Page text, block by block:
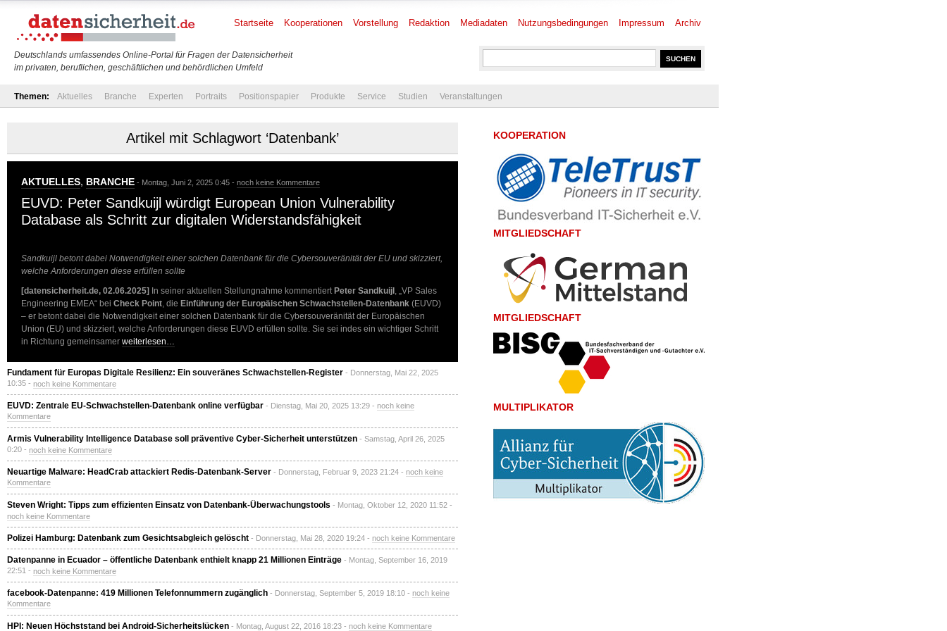
Deutschlands umfassendes Online-Portal für Fragen der Datensicherheit
im privaten, beruflichen, geschäftlichen und behördlichen Umfeld
Startseite Kooperationen Vorstellung Redaktion Mediadaten Nutzungsbedingungen Impressum Archiv
Themen: Aktuelles Branche Experten Portraits Positionspapier Produkte Service Studien Veranstaltungen
Artikel mit Schlagwort ‘Datenbank’
AKTUELLES, BRANCHE - Montag, Juni 2, 2025 0:45 - noch keine Kommentare
EUVD: Peter Sandkuijl würdigt European Union Vulnerability
Database als Schritt zur digitalen Widerstandsfähigkeit
Sandkuijl betont dabei Notwendigkeit einer solchen Datenbank für die Cybersouveränität der EU und skizziert,
welche Anforderungen diese erfüllen sollte
[datensicherheit.de, 02.06.2025] In seiner aktuellen Stellungnahme kommentiert Peter Sandkuijl , „VP Sales
Engineering EMEA“ bei Check Point, die Einführung der Europäischen Schwachstellen-Datenbank (EUVD)
– er betont dabei die Notwendigkeit einer solchen Datenbank für die Cybersouveränität der Europäischen
Union (EU) und skizziert, welche Anforderungen diese EUVD erfüllen sollte. Sie sei indes ein wichtiger Schritt
in Richtung gemeinsamer weiterlesen…
Fundament für Europas Digitale Resilienz: Ein souveränes Schwachstellen-Register - Donnerstag, Mai 22, 2025
10:35 - noch keine Kommentare
EUVD: Zentrale EU-Schwachstellen-Datenbank online verfügbar - Dienstag, Mai 20, 2025 13:29 - noch keine
Kommentare
Armis Vulnerability Intelligence Database soll präventive Cyber-Sicherheit unterstützen - Samstag, April 26, 2025
0:20 - noch keine Kommentare
Neuartige Malware: HeadCrab attackiert Redis-Datenbank-Server - Donnerstag, Februar 9, 2023 21:24 - noch keine
Kommentare
Steven Wright: Tipps zum effizienten Einsatz von Datenbank-Überwachungstools - Montag, Oktober 12, 2020 11:52 -
noch keine Kommentare
Polizei Hamburg: Datenbank zum Gesichtsabgleich gelöscht - Donnerstag, Mai 28, 2020 19:24 - noch keine Kommentare
Datenpanne in Ecuador – öffentliche Datenbank enthielt knapp 21 Millionen Einträge - Montag, September 16, 2019
22:51 - noch keine Kommentare
facebook-Datenpanne: 419 Millionen Telefonnummern zugänglich - Donnerstag, September 5, 2019 18:10 - noch keine
Kommentare
HPI: Neuen Höchststand bei Android-Sicherheitslücken - Montag, August 22, 2016 18:23 - noch keine Kommentare
KOOPERATION
MITGLIEDSCHAFT
MITGLIEDSCHAFT
MULTIPLIKATOR